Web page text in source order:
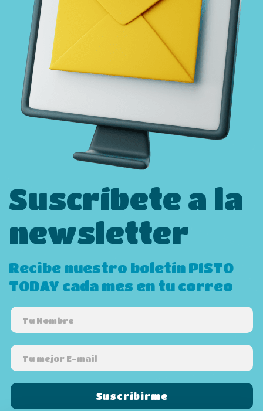
Suscríbete a la
newsletter
Recibe nuestro boletín PISTO
TODAY cada mes en tu correo